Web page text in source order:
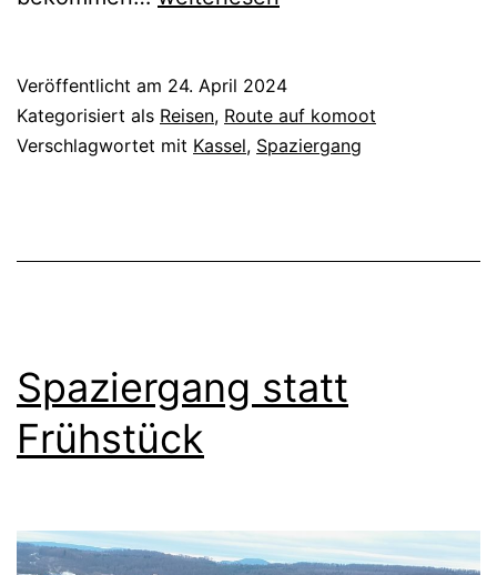
im
Grünen
Veröffentlicht am 24. April 2024
Kategorisiert als Reisen, Route auf komoot
Verschlagwortet mit Kassel, Spaziergang
Spaziergang statt
Frühstück